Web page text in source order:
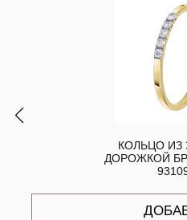
КОЛЬЦО ИЗ
ДОРОЖКОЙ